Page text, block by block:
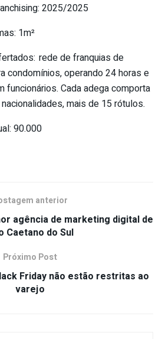
2025/2025
1m²
rede de franquias de
condomínios, operando 24 horas e
funcionários. Cada adega comporta
mais de 15 rótulos.
90.000
anterior
agência de marketing digital de
Caetano do Sul
Próximo Post
Friday não estão restritas ao
varejo